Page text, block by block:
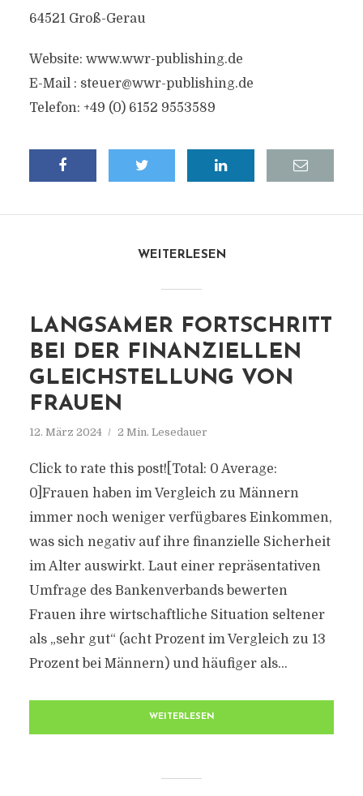
64521 Groß-Gerau
Website: www.wwr-publishing.de
E-Mail : steuer@wwr-publishing.de
Telefon: +49 (0) 6152 9553589
WEITERLESEN
LANGSAMER FORTSCHRITT
BEI DER FINANZIELLEN
GLEICHSTELLUNG VON
FRAUEN
12. März 2024 2 Min. Lesedauer
Click to rate this post![Total: 0 Average:
0]Frauen haben im Vergleich zu Männern
immer noch weniger verfügbares Einkommen,
was sich negativ auf ihre finanzielle Sicherheit
im Alter auswirkt. Laut einer repräsentativen
Umfrage des Bankenverbands bewerten
Frauen ihre wirtschaftliche Situation seltener
als „sehr gut“ (acht Prozent im Vergleich zu 13
Prozent bei Männern) und häufiger als...
WEITERLESEN